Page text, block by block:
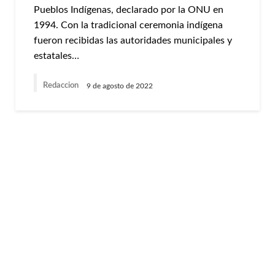
Pueblos Indígenas, declarado por la ONU en
1994. Con la tradicional ceremonia indígena
fueron recibidas las autoridades municipales y
estatales…
Redaccion 9 de agosto de 2022